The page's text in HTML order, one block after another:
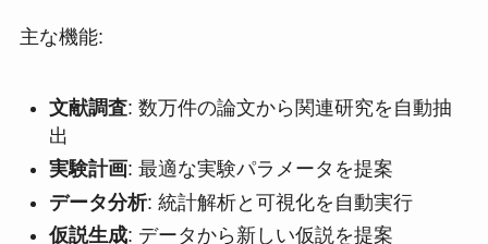
主な機能:
文献調査: 数万件の論文から関連研究を自動抽
出
実験計画: 最適な実験パラメータを提案
データ分析: 統計解析と可視化を自動実行
仮説生成: データから新しい仮説を提案